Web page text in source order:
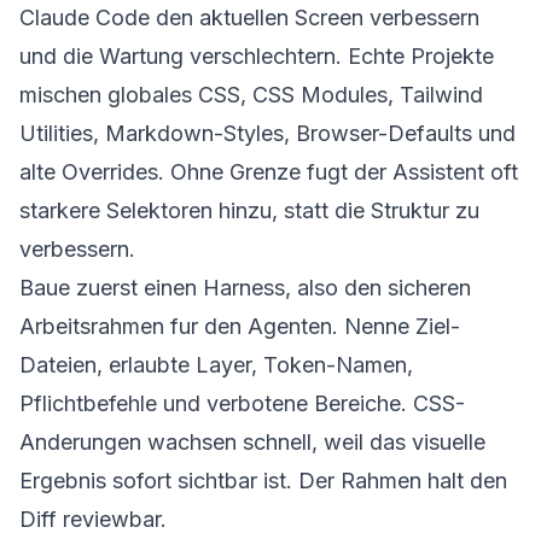
Claude Code den aktuellen Screen verbessern
und die Wartung verschlechtern. Echte Projekte
mischen globales CSS, CSS Modules, Tailwind
Utilities, Markdown-Styles, Browser-Defaults und
alte Overrides. Ohne Grenze fugt der Assistent oft
starkere Selektoren hinzu, statt die Struktur zu
verbessern.
Baue zuerst einen Harness, also den sicheren
Arbeitsrahmen fur den Agenten. Nenne Ziel-
Dateien, erlaubte Layer, Token-Namen,
Pflichtbefehle und verbotene Bereiche. CSS-
Anderungen wachsen schnell, weil das visuelle
Ergebnis sofort sichtbar ist. Der Rahmen halt den
Diff reviewbar.